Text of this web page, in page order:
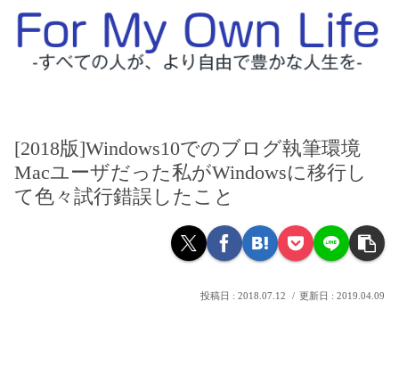
[2018版]Windows10でのブログ執筆環境
Macユーザだった私がWindowsに移行し
て色々試行錯誤したこと
2018.07.12 2019.04.09